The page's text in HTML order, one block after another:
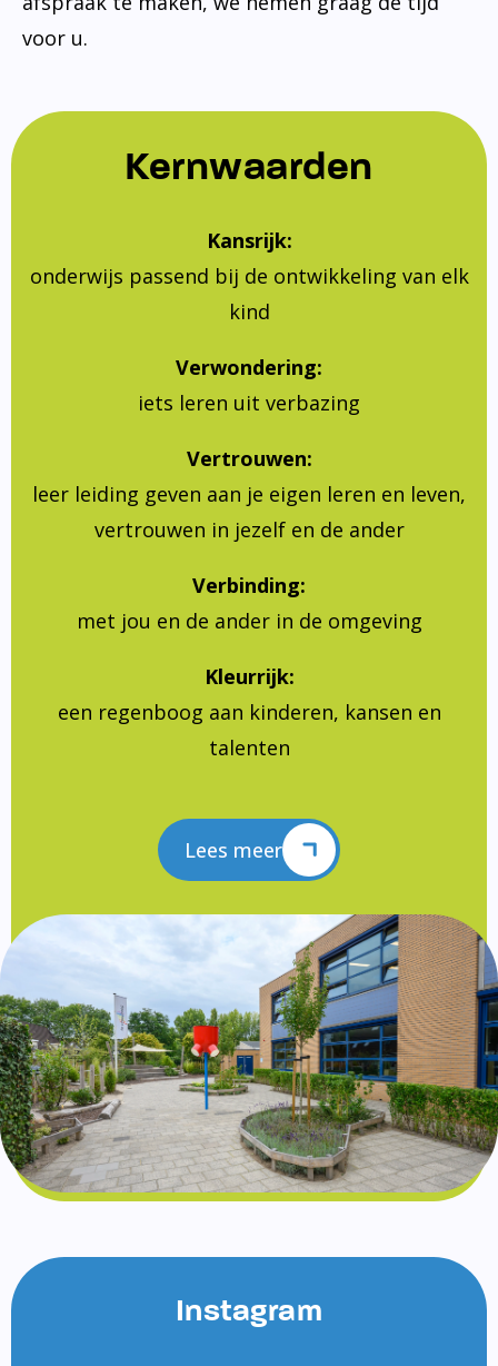
voor u.
Kernwaarden
Kansrijk:
onderwijs passend bij de ontwikkeling van elk
kind
Verwondering:
iets leren uit verbazing
Vertrouwen:
leer leiding geven aan je eigen leren en leven,
vertrouwen in jezelf en de ander
Verbinding:
met jou en de ander in de omgeving
Kleurrijk:
een regenboog aan kinderen, kansen en
talenten
Lees meer
Instagram